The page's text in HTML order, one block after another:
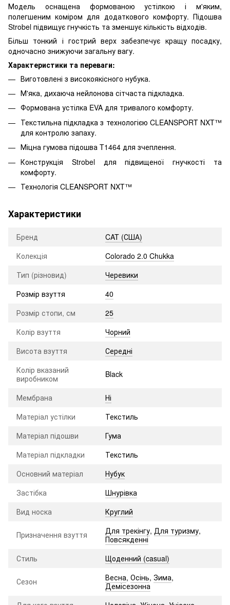
Модель оснащена формованою устілкою і м'яким,
полегшеним коміром для додаткового комфорту. Підошва
Strobel підвищує гнучкість та зменшує кількість відходів.
Більш тонкий і гострий верх забезпечує кращу посадку,
одночасно знижуючи загальну вагу.
Характеристики та переваги:
Виготовлені з високоякісного нубука.
М'яка, дихаюча нейлонова сітчаста підкладка.
Формована устілка EVA для тривалого комфорту.
Текстильна підкладка з технологією CLEANSPORT NXT™
для контролю запаху.
Міцна гумова підошва T1464 для зчеплення.
Конструкція Strobel для підвищеної гнучкості та
комфорту.
Технологія CLEANSPORT NXT™
Характеристики
Бренд
CAT (США)
Колекція
Colorado 2.0 Chukka
Тип (різновид)
Черевики
Розмір взуття
40
Розмір стопи, см
25
Колір взуття
Чорний
Висота взуття
Середні
Колір вказаний
виробником
Black
Мембрана
Ні
Матеріал устілки
Текстиль
Матеріал підошви
Гума
Матеріал підкладки
Текстиль
Основний матеріал
Нубук
Застібка
Шнурівка
Вид носка
Круглий
Призначення взуття Для трекінгу, Для туризму,
Повсякденні
Стиль
Щоденний (casual)
Сезон Весна, Осінь, Зима,
Демісезонна